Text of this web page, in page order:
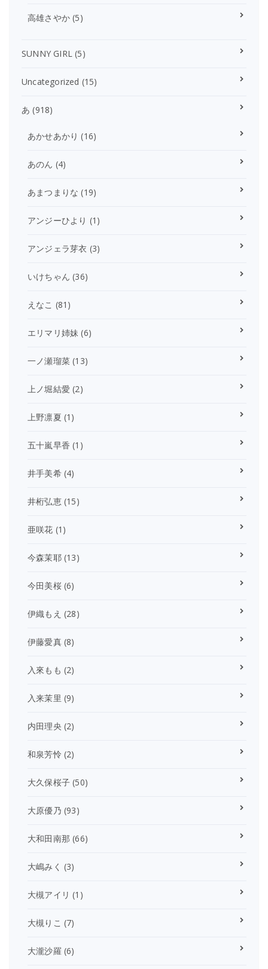
高雄さやか (5)
SUNNY GIRL (5)
Uncategorized (15)
あ (918)
あかせあかり (16)
あのん (4)
あまつまりな (19)
アンジーひより (1)
アンジェラ芽衣 (3)
いけちゃん (36)
えなこ (81)
エリマリ姉妹 (6)
一ノ瀬瑠菜 (13)
上ノ堀結愛 (2)
上野凛夏 (1)
五十嵐早香 (1)
井手美希(4)
井桁弘恵(15)
亜咲花 (1)
今森茉耶(13)
今田美桜(6)
伊織もえ (28)
伊藤愛真(8)
入來もも (2)
入来茉里 (9)
内田理央 (2)
和泉芳怜 (2)
大久保桜子 (50)
大原優乃 (93)
大和田南那 (66)
大嶋みく (3)
大槻アイリ (1)
大槻りこ (7)
大瀧沙羅 (6)